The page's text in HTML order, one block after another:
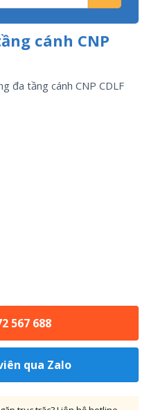
cánh CNP
đa tầng cánh CNP CDLF
567 688
qua Zalo